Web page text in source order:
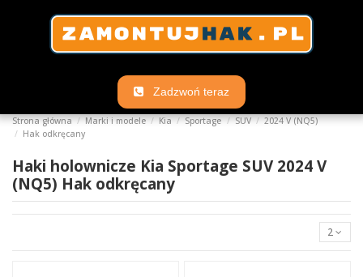
Zadzwoń teraz
Strona główna Marki i modele Kia Sportage SUV
2024 V (NQ5)
Hak odkręcany
Haki holownicze Kia Sportage SUV 2024 V
(NQ5) Hak odkręcany
2